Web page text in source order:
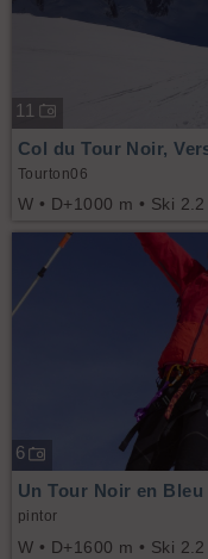
11
Col du Tour Noir,
Tourton06
W • D+1000 m • Ski 2.2
6
Un Tour Noir en Bleu
pintor
W • D+1600 m • Ski 2.2